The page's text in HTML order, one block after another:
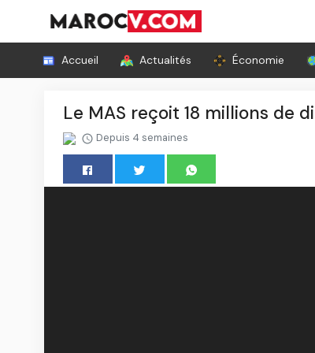
Accueil Actualités Économie
Le MAS reçoit 18 millions de
Depuis 4 semaines